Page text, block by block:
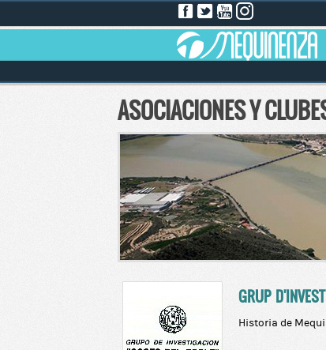
ASOCIACIONES Y
GRUP
Historia de